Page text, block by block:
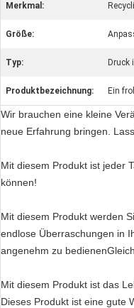
Merkmal:
Größe:
Typ: Druck
Produktbezeichnung: Ein
Wir brauchen eine kleine
neue Erfahrung bringen.
Mit diesem Produkt ist jeder
können!
Mit diesem Produkt werden
endlose Überraschungen in
angenehm zu
Mit diesem Produkt ist das
Dieses Produkt ist eine gute